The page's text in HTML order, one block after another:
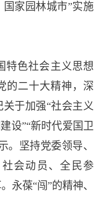
家园林城市”实施
特色社会主义思想
的二十大精神，深
关于加强“社会主义
设”“新时代爱国卫
。 坚持党委领导、
会动员、全民参
。永葆“闯”的精神、